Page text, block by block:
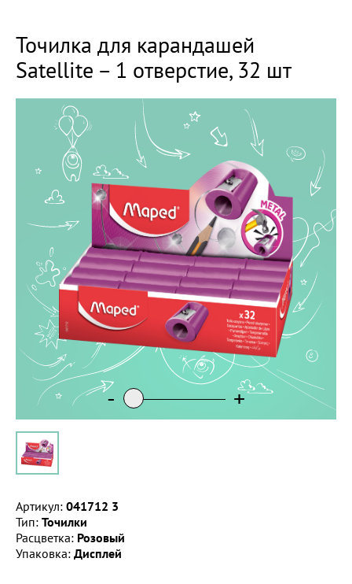
Точилка для карандашей
Satellite – 1 отверстие, 32 шт
- +
Артикул: 041712 3
Тип: Точилки
Расцветка: Розовый
Упаковка: Дисплей